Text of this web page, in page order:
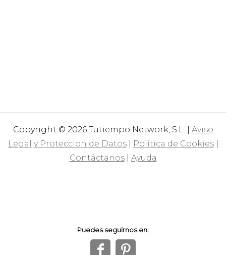
Copyright © 2026 Tutiempo Network, S.L. | Aviso
Legal y Proteccion de Datos| Política de Cookies|
Contáctanos| Ayuda
Puedes seguirnos en:
f 1